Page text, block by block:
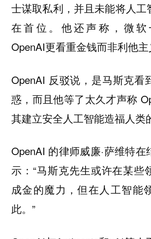
士谋取私利，并且未能将人工
在首位。他还声称，微软
OpenAI更看重金钱而非利他主
OpenAI 反驳说，是马斯克看
惑，而且他等了太久才声称
其建立安全人工智能造福人类
OpenAI 的律师威廉·萨维特在
示：“马斯克先生或许在某些
成金的魔力，但在人工智能
此。”